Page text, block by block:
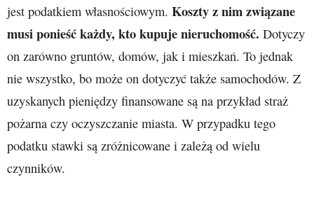
jest podatkiem własnościowym. Koszty z nim związane
musi ponieść każdy, kto kupuje nieruchomość. Dotyczy
on zarówno gruntów, domów, jak i mieszkań. To jednak
nie wszystko, bo może on dotyczyć także samochodów. Z
uzyskanych pieniędzy finansowane są na przykład straż
pożarna czy oczyszczanie miasta. W przypadku tego
podatku stawki są zróżnicowane i zależą od wielu
czynników.